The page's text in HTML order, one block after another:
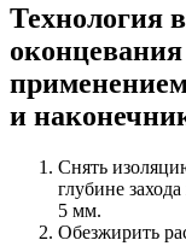
Технология
и
Снять
глубине
5 мм.
Обезжирить